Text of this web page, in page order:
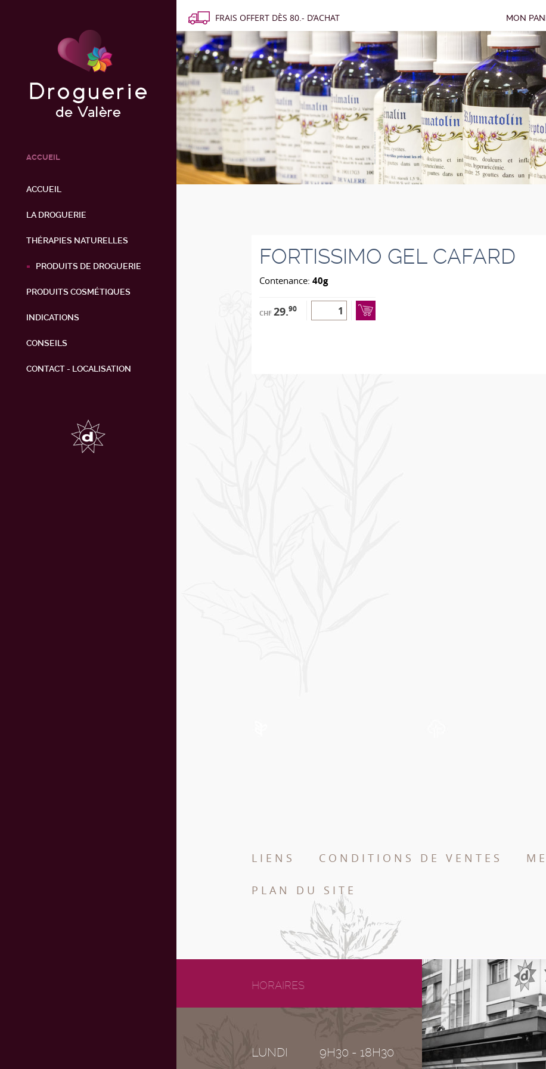
ACCUEIL
ACCUEIL
LA DROGUERIE
THÉRAPIES NATURELLES
PRODUITS DE DROGUERIE
PRODUITS COSMÉTIQUES
INDICATIONS
CONSEILS
CONTACT - LOCALISATION
FRAIS OFFERT DÈS 80.- D’ACHAT MON
FORTISSIMO GEL CAFARD
Contenance: 40g
CHF 29.90
LIENS CONDITIONS DE VENTES
PLAN DU SITE
HORAIRES
LUNDI 9H30 - 18H30